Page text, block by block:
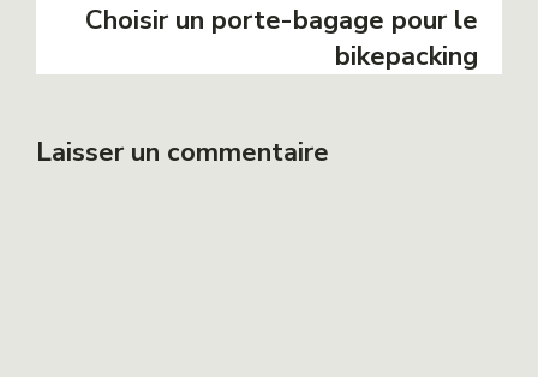
Choisir un porte-bagage pour le
bikepacking
Laisser un commentaire